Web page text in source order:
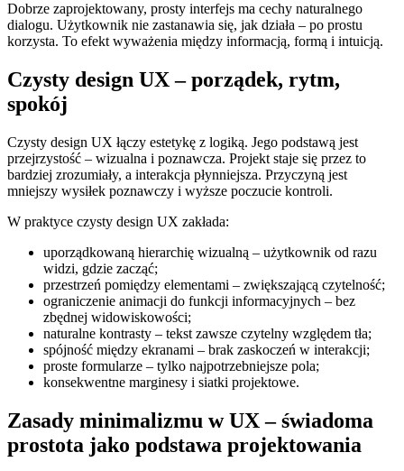
Dobrze zaprojektowany, prosty interfejs ma cechy naturalnego
dialogu. Użytkownik nie zastanawia się, jak działa – po prostu
korzysta. To efekt wyważenia między informacją, formą i intuicją.
Czysty design UX – porządek, rytm,
spokój
Czysty design UX łączy estetykę z logiką. Jego podstawą jest
przejrzystość – wizualna i poznawcza. Projekt staje się przez to
bardziej zrozumiały, a interakcja płynniejsza. Przyczyną jest
mniejszy wysiłek poznawczy i wyższe poczucie kontroli.
W praktyce czysty design UX zakłada:
uporządkowaną hierarchię wizualną – użytkownik od razu
widzi, gdzie zacząć;
przestrzeń pomiędzy elementami – zwiększającą czytelność;
ograniczenie animacji do funkcji informacyjnych – bez
zbędnej widowiskowości;
naturalne kontrasty – tekst zawsze czytelny względem tła;
spójność między ekranami – brak zaskoczeń w interakcji;
proste formularze – tylko najpotrzebniejsze pola;
konsekwentne marginesy i siatki projektowe.
Zasady minimalizmu w UX – świadoma
prostota jako podstawa projektowania